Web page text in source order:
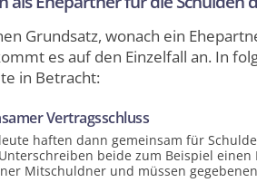
Grundsatz, wonach ein
es auf den Einzelfall an. In
in Betracht:
Vertrags­schluss
haften dann gemeinsam für
beide zum Beispiel
Mit­schuldner und müssen